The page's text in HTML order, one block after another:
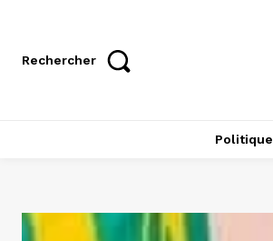
Rechercher
Politique